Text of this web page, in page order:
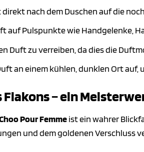
direkt nach dem Duschen auf die
auf Pulspunkte wie Handgelenke,
Duft zu verreiben, da dies die
an einem kühlen, dunklen Ort
Flakons – ein
Pour Femmeist ein wahrer
und dem goldenen Verschluss